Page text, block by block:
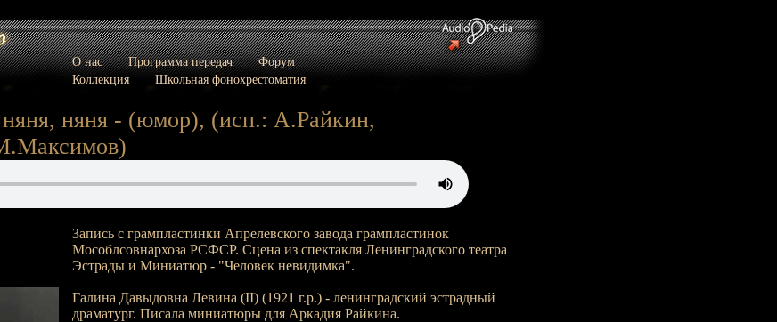
О нас Программа передач
Форум
Коллекция
Школьная фонохрестоматия
няня - (юмор), (исп.: А.Райкин,
Запись с грампластинки Апрелевского завода грампластинок
Мособлсовнархоза РСФСР. Сцена из спектакля Ленинградского театра
Эстрады и Миниатюр - "Человек невидимка".
Галина Давыдовна Левина (II) (1921 г.р.) - ленинградский эстрадный
драматург. Писала миниатюры для Аркадия Райкина.